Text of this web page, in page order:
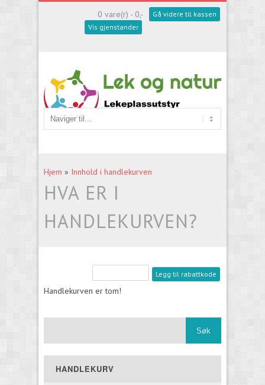
0 vare(r) - 0,-
Gå videre til kassen
Vis gjenstander
Hjem » Innhold i handlekurven
HVA ER I
HANDLEKURVEN?
Legg til rabattkode
Handlekurven er tom!
HANDLEKURV